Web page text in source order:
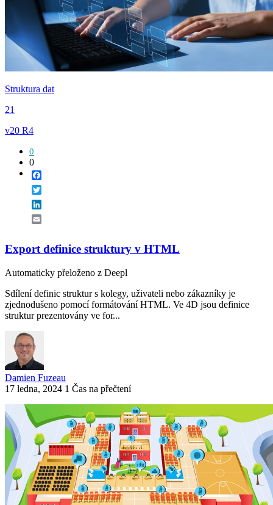
Struktura dat
21
v20 R4
0
0
Export definice struktury v HTML
Automaticky přeloženo z Deepl
Sdílení definic struktur s kolegy, uživateli nebo zákazníky je
zjednodušeno pomocí formátování HTML. Ve 4D jsou definice
struktur prezentovány ve for...
Damien Fuzeau
17 ledna, 2024 1 Čas na přečtení